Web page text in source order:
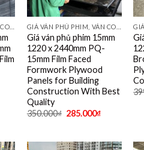
Giá ván phủ phim 15mm
1220 x 2440mm PQ-
15mm Film Faced
Formwork Plywood
Panels for Building
Construction With Best
Quality
350.000₫ 285.000₫